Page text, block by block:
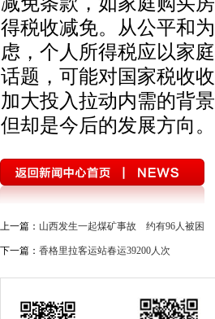
得税收减免。从公平和
虑，个人所得税应以家
话题，可能对国家税收
加大投入拉动内需的背
但却是今后的发展方向
上一篇： 山西发生一起煤矿事故 约有96人被困
下一篇： 香格里拉客运站春运39200人次